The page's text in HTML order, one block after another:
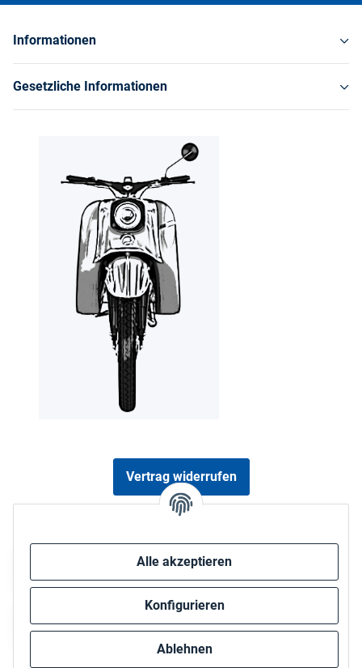
Alle akzeptieren
Konfigurieren
Ablehnen
Informationen
Gesetzliche Informationen
Vertrag widerrufen